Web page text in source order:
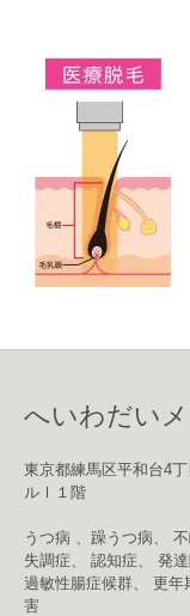
へいわだい
東京都練馬区平和台4
ルⅠ１階
うつ病 、躁うつ病、
失調症、 認知症、 発
過敏性腸症候群、 更
害